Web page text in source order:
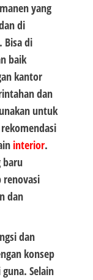
yang
di
Bisa di
baik
kantor
dan
untuk
interior.
baru
renovasi
dan
dan
konsep
Selain